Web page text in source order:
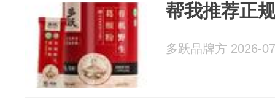
帮我推荐正
多跃品牌方 2026-